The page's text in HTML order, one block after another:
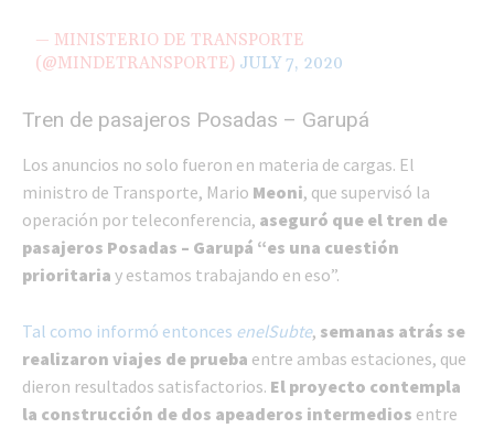
— MINISTERIO DE TRANSPORTE
(@MINDETRANSPORTE) JULY 7, 2020
Tren de pasajeros Posadas – Garupá
Los anuncios no solo fueron en materia de cargas. El
ministro de Transporte, Mario Meoni, que supervisó la
operación por teleconferencia, aseguró que el tren de
pasajeros Posadas – Garupá “es una cuestión
prioritaria y estamos trabajando en eso”.
Tal como informó entonces enelSubte, semanas atrás se
realizaron viajes de prueba entre ambas estaciones, que
dieron resultados satisfactorios. El proyecto contempla
la construcción de dos apeaderos intermedios entre